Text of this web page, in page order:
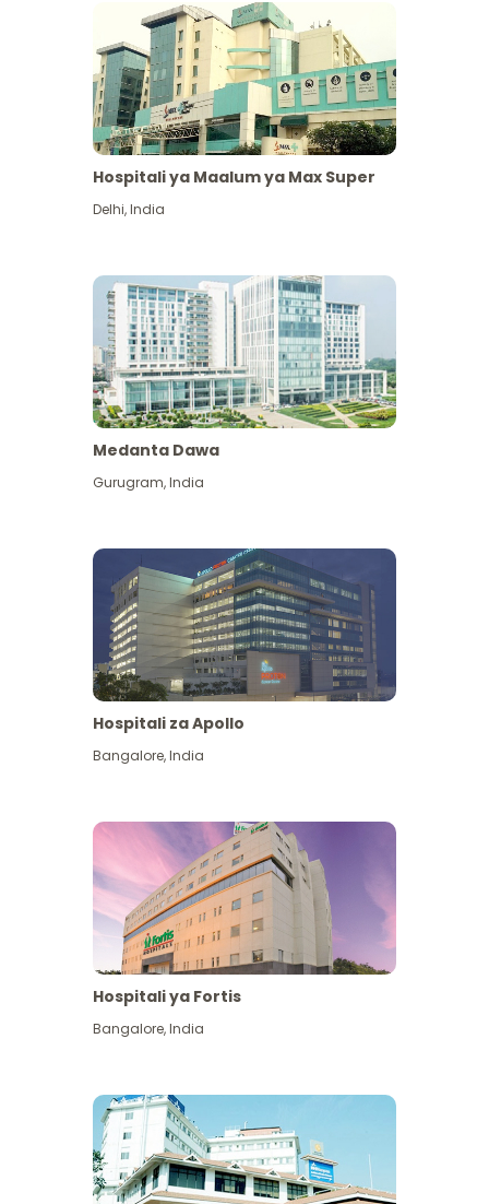
Hospitali ya Maalum ya Max Super
Delhi,India
Medanta Dawa
Gurugram,India
Hospitali za Apollo
Bangalore,India
Hospitali ya Fortis
Bangalore,India